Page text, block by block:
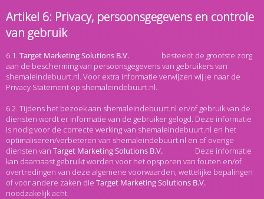
Artikel 6: Privacy, persoonsgegevens en controle
van gebruik
6.1.
besteedt de grootste zorg
aan de bescherming van persoonsgegevens van gebruikers van
shemaleindebuurt.nl. Voor extra informatie verwijzen wij je naar de
Privacy Statement op shemaleindebuurt.nl.
6.2. Tijdens het bezoek aan shemaleindebuurt.nl en/of gebruik van de
diensten wordt er informatie van de gebruiker gelogd. Deze informatie
is nodig voor de correcte werking van shemaleindebuurt.nl en het
optimaliseren/verbeteren van shemaleindebuurt.nl en of overige
diensten van
Deze informatie
kan daarnaast gebruikt worden voor het opsporen van fouten en/of
overtredingen van deze algemene voorwaarden, wettelijke bepalingen
of voor andere zaken die
noodzakelijk acht.